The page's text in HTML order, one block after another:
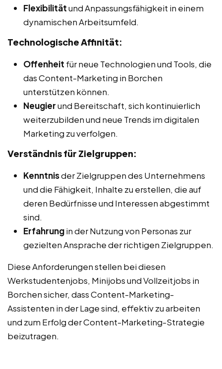
Flexibilitätund Anpassungsfähigkeit in einem
dynamischen Arbeitsumfeld.
Technologische Affinität:
Offenheit für neue Technologien und Tools, die
das Content-Marketing in Borchen
unterstützen können.
Neugierund Bereitschaft, sich kontinuierlich
weiterzubilden und neue Trends im digitalen
Marketing zu verfolgen.
Verständnis für Zielgruppen:
Kenntnisder Zielgruppen des Unternehmens
und die Fähigkeit, Inhalte zu erstellen, die auf
deren Bedürfnisse und Interessen abgestimmt
sind.
Erfahrungin der Nutzung von Personas zur
gezielten Ansprache der richtigen Zielgruppen.
Diese Anforderungen stellen bei diesen
Werkstudentenjobs, Minijobs und Vollzeitjobs in
Borchen sicher, dass Content-Marketing-
Assistenten in der Lage sind, effektiv zu arbeiten
und zum Erfolg der Content-Marketing-Strategie
beizutragen.